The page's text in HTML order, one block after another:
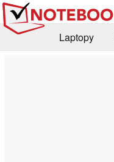
Laptopy